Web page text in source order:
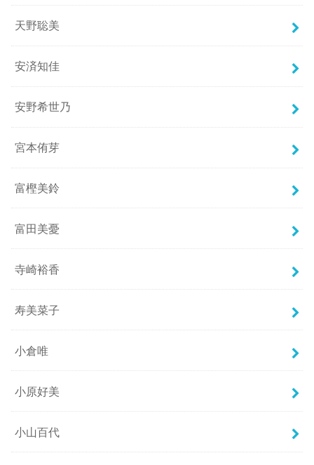
天野聡美
安済知佳
安野希世乃
宮本侑芽
富樫美鈴
富田美憂
寺崎裕香
寿美菜子
小倉唯
小原好美
小山百代